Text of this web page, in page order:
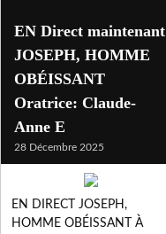
culte du mideguem
EN Direct maintenant
JOSEPH, HOMME
OBÉISSANT
Oratrice: Claude-
Anne E
28 Décembre 2025
EN DIRECT JOSEPH,
HOMME OBÉISSANT À